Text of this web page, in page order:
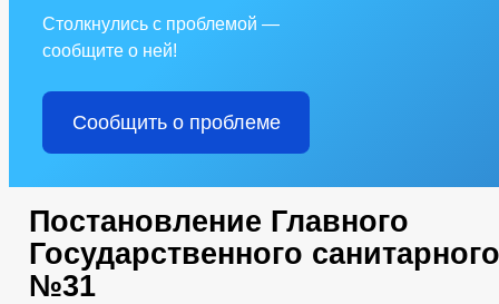
Столкнулись с проблемой —
сообщите о ней!
Сообщить о проблеме
Постановление Главного
Государственного
№31